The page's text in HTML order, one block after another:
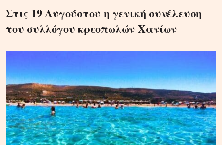
Στις 19 Αυγούστου η γενική συνέλευση
του συλλόγου κρεοπωλών Χανίων